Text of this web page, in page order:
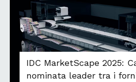
IDC MarketScape 2025:
nominata leader tra i